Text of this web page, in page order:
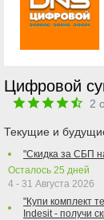
Цифровой
2
Текущие и
"Скидка за СБП
Осталось 25 дней
4 - 31 Августа 2026
"Купи комплект
Indesit - получи